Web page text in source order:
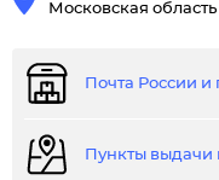
Московская область
Почта России и
Пункты выдачи